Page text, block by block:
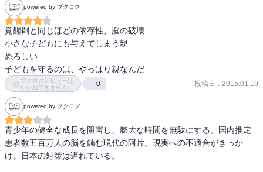
なら、正直怖くてできない。
もちろん、ネットゲームの使用が、即、人生の崩壊に結びつくこ
とはない。
ただ、国も企業もネットゲームの有害性対して、あまりに無知であ
る。
そして、今もかなりの中高生や成人が、ネットゲーム依存で苦して
いるのか、
想像もしていない。実態把握をしない構造が、政府、産業、メディ
アで、スクラム化している。
そもそも知ろうとしていないかもしれない。
ールドバーグが「パロディー」として提示したものを学術的議論に
持ち上げたに過ぎない。要はコピペである。
以上を踏まえたうえで、私の意見を述べていく。インターネット・
ゲーム依存については先に述べた通り未だ研究段階であり、この問
題に良し悪しをつけるのは早計である。重要なのは極端な議論に惑
わされないことと、子どもに目を配ることだと考える。情報化社会
は今後ますます進むことは確実で、ネットやゲームを避けて暮らす
ことはできない。インターネットの教育効果については肯定的な報
告が多くされており、現在国を挙げてICT教育を推進していることか
らもわかる通り、情報活用力とともに子どものうちからネットやゲ
ームの正しい使い方を教えることが不可欠である。教師・保護者が
る影もない状態になる。それは報酬系が変容し、何に価値を置くか
という部分がすっかり変わってしまうからだ。(p.95)
彼は仕事から帰ると一旦寝て、深夜に起きると朝までゲームをする
という生活を続けた。子どもが生まれても、子どもの世話もせずに
ゲームをしている自分を、どうすることもできなかった。ときには
片手で子どもにミルクを与えながら、空いた方の手でゲームをする
時もあった。一年間に1400時間も、一つのゲームに費やしてしまう
ほどだった。もう一つ余分に夜勤の仕事をしているようなものだっ
た。
妻に話しかけることもなくなり、妻が何をしているかにもまったく
関心がなくなった。妻と出かけたいとも思わなくなった。彼の頭の
中はゲームをしていないときもゲームの中のキャラクターをどうや
powered by ブクログ
覚醒剤と同じほどの依存性、脳の破壊
小さな子どもにも与えてしまう親
恐ろしい
子どもを守るのは、やっぱり親なんだ
ブクログレビューは
いいねできません
0 投稿日 : 2015.01.19
powered by ブクログ
青少年の健全な成長を阻害し、膨大な時間を無駄にする。国内推定
患者数五百万人の脳を蝕む現代の阿片。現実への不適合がきっか
け。日本の対策は遅れている。